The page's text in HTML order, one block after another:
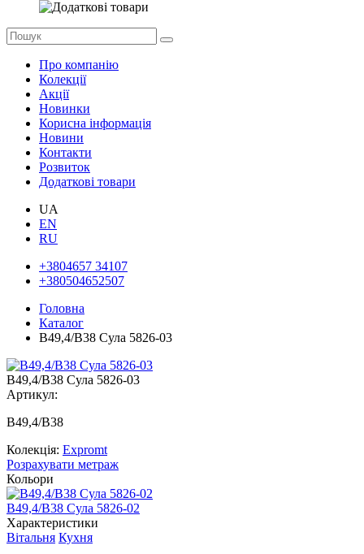
Про компанію
Колекції
Акції
Новинки
Корисна інформація
Новини
Контакти
Розвиток
Додаткові товари
UA
EN
RU
+3804657 34107
+380504652507
Головна
Каталог
B49,4/B38 Сула 5826-03
B49,4/B38 Сула 5826-03
Артикул:
B49,4/B38
Колекція: Expromt
Розрахувати метраж
Кольори
B49,4/B38 Сула 5826-02
Характеристики
Вітальня Кухня